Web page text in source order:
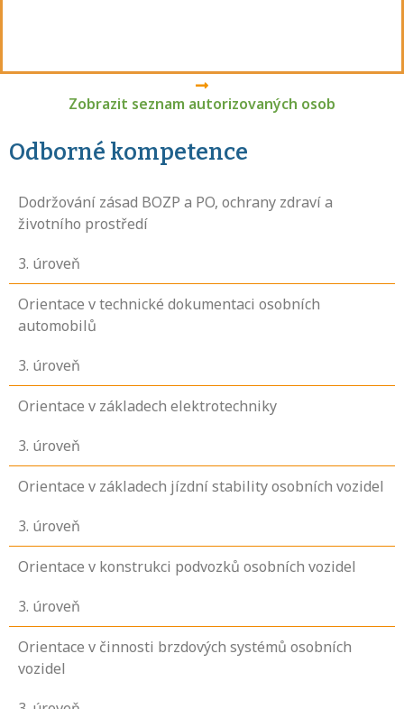
Zobrazit seznam autorizovaných osob
Odborné kompetence
Dodržování zásad BOZP a PO, ochrany zdraví a
životního prostředí
3. úroveň
Orientace v technické dokumentaci osobních
automobilů
3. úroveň
Orientace v základech elektrotechniky
3. úroveň
Orientace v základech jízdní stability osobních vozidel
3. úroveň
Orientace v konstrukci podvozků osobních vozidel
3. úroveň
Orientace v činnosti brzdových systémů osobních
vozidel